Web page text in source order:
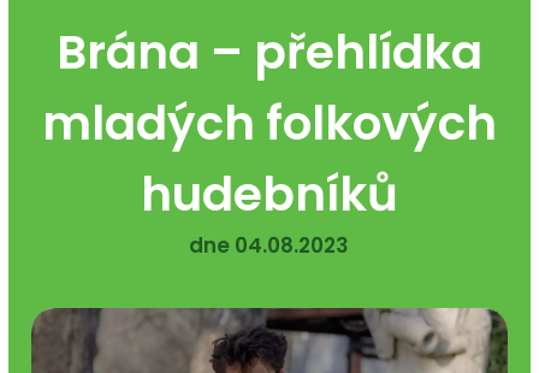
Brána – přehlídka
mladých folkových
hudebníků
dne 04.08.2023